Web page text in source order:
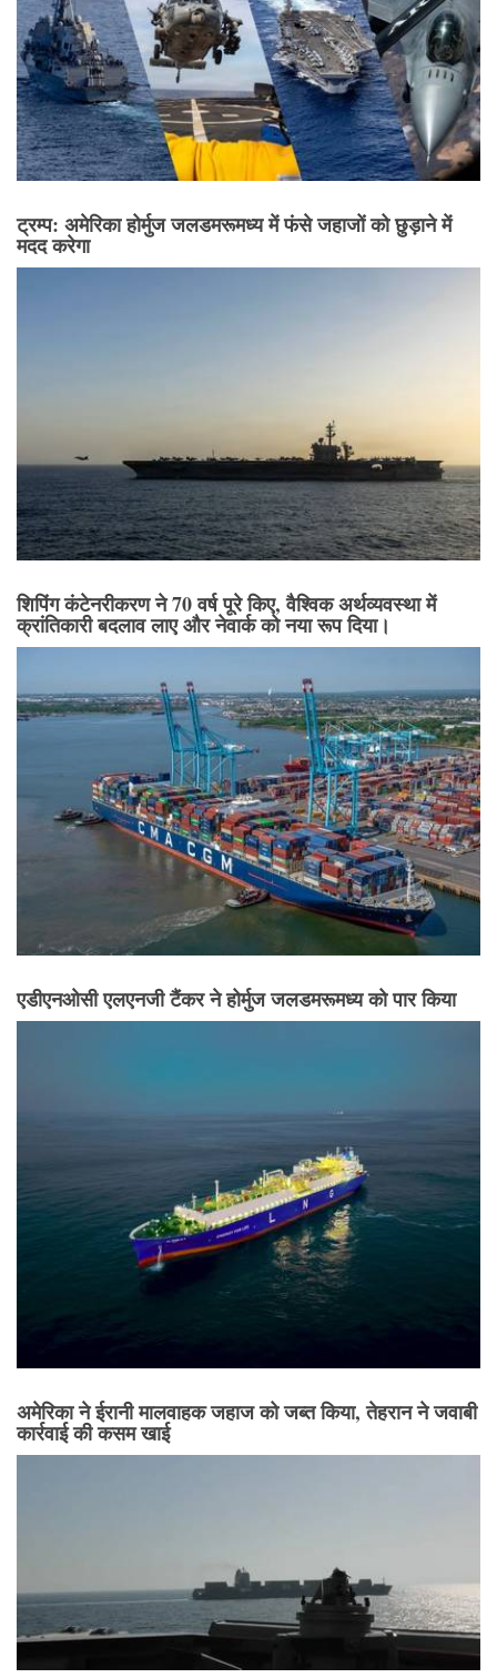
ट्रम्प: अमेरिका होर्मुज जलडमरूमध्य में फंसे जहाजों को छुड़ाने में
मदद करेगा
शिपिंग कंटेनरीकरण ने 70 वर्ष पूरे किए, वैश्विक अर्थव्यवस्था में
क्रांतिकारी बदलाव लाए और नेवार्क को नया रूप दिया।
एडीएनओसी एलएनजी टैंकर ने होर्मुज जलडमरूमध्य को पार किया
अमेरिका ने ईरानी मालवाहक जहाज को जब्त किया, तेहरान ने जवाबी
कार्रवाई की कसम खाई